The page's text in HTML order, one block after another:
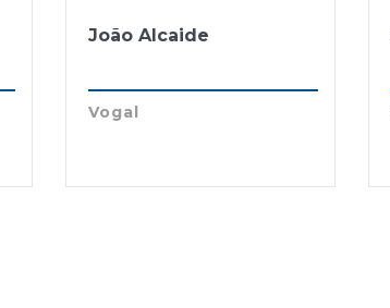
João Alcaide
Vogal